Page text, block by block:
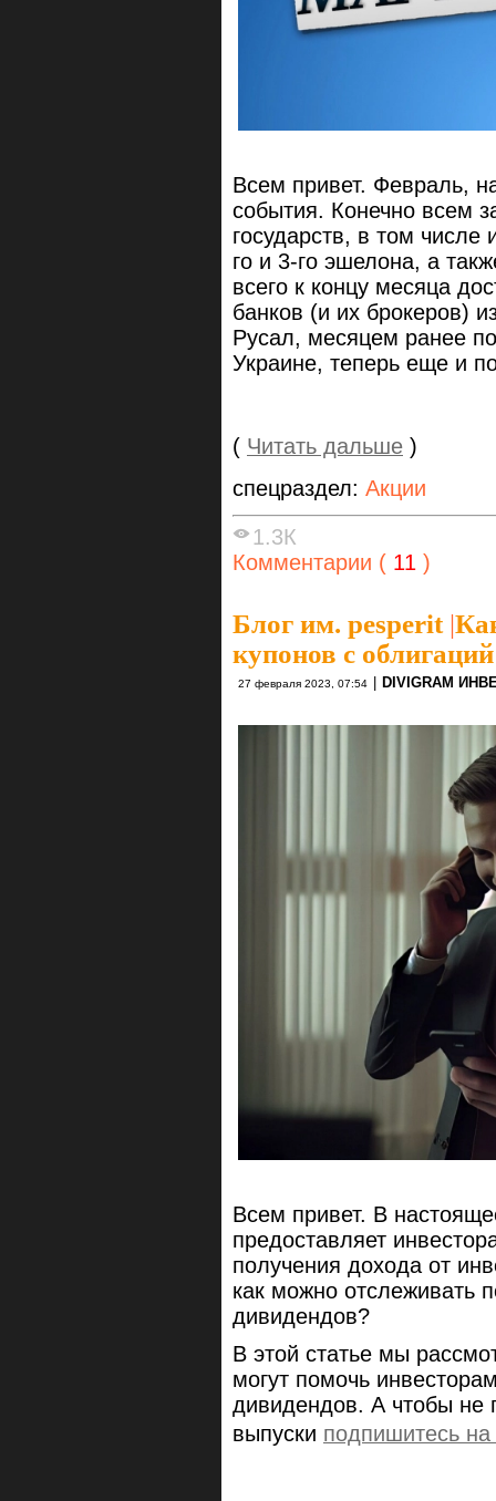
Всем привет. Февраль,
события. Конечно всем
государств, в том
го и 3-го эшелона, а
всего к концу месяца
банков (и их брокеров)
Русал, месяцем ранее
Украине, теперь еще и
( Читать дальше )
спецраздел: Акции
1.3К
Комментарии ( 11 )
Блог им. pesperit|
купонов с
27 февраля 2023, 07:54 DIVIGRAM
Всем привет. В
предоставляет
получения дохода от
как можно отслеживать
дивидендов?
В этой статье мы
могут помочь
дивидендов. А чтобы не
выпуски подпишитесь